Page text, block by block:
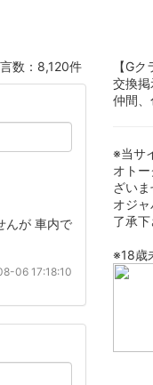
数：8,120件
んが 車内で
06 17:18:10
【G
交換
仲間、
※当サ
オト
ざい
オジ
了承下
※18歳